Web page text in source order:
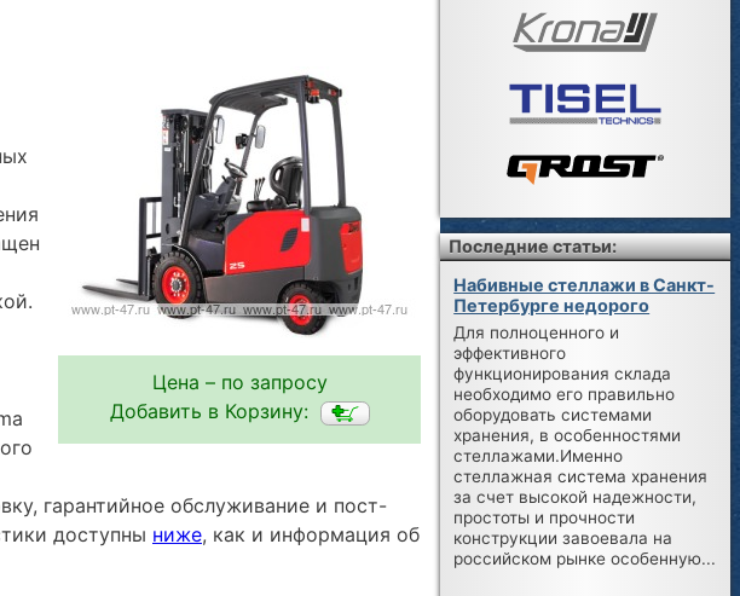
Цена – по запросу
Добавить в Корзину:
гарантийное обслуживание и пост-
доступны ниже, как и информация об
Последние статьи:
Набивные стеллажи в Санкт-
Петербурге недорого
Для полноценного и
эффективного
функционирования склада
необходимо его правильно
оборудовать системами
хранения, в особенностями
стеллажами.Именно
стеллажная система хранения
за счет высокой надежности,
простоты и прочности
конструкции завоевала на
российском рынке особенную...